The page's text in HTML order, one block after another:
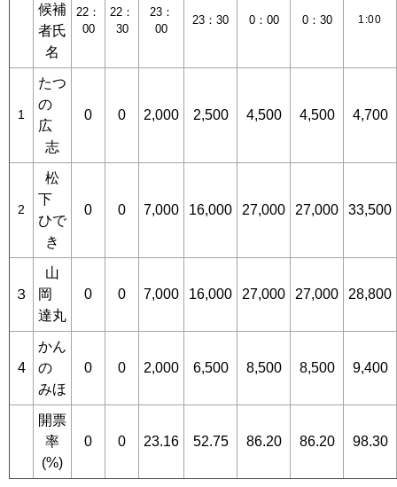
候補
者氏
名
22：
00
22：
30
23：
00
23：30 0：00 0：30 1:00
1
たつ
の
広
志
0 0 2,000 2,500 4,500 4,500 4,700
2
松
下
ひで
き
0 0 7,000 16,000 27,000 27,000 33,500
３
山
岡
達丸
0 0 7,000 16,000 27,000 27,000 28,800
4
かん
の
みほ
0 0 2,000 6,500 8,500 8,500 9,400
開票
率
(%)
0 0 23.16 52.75 86.20 86.20 98.30